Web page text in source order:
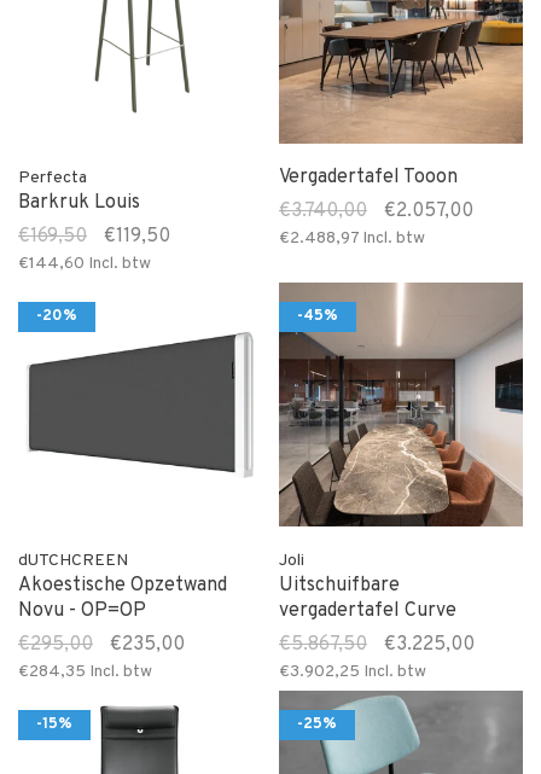
Perfecta
Barkruk Louis
€169,50
€119,50
€144,60 Incl. btw
Vergadertafel Tooon
€3.740,00
€2.057,00
€2.488,97 Incl. btw
-20%
dUTCHCREEN
Akoestische Opzetwand
Novu - OP=OP
€295,00
€235,00
€284,35 Incl. btw
-45%
Joli
Uitschuifbare
vergadertafel Curve
€5.867,50
€3.225,00
€3.902,25 Incl. btw
-15% -25%